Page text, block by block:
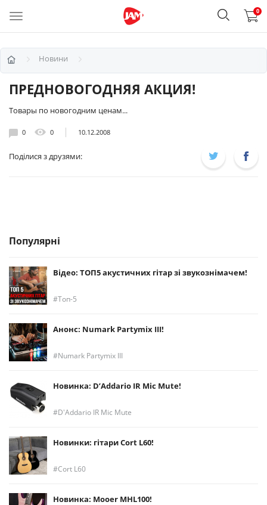
0
Новини
ПРЕДНОВОГОДНЯЯ АКЦИЯ!
Товары по новогодним ценам...
0 0 10.12.2008
Поділися з друзями:
Популярні
Відео: ТОП5 акустичних гітар зі звукознімачем!
Топ-5
Анонс: Numark Partymix III!
Numark Partymix III
Новинка: D’Addario IR Mic Mute!
D'Addario IR Mic Mute
Новинки: гітари Cort L60!
Cort L60
Новинка: Mooer MHL100!